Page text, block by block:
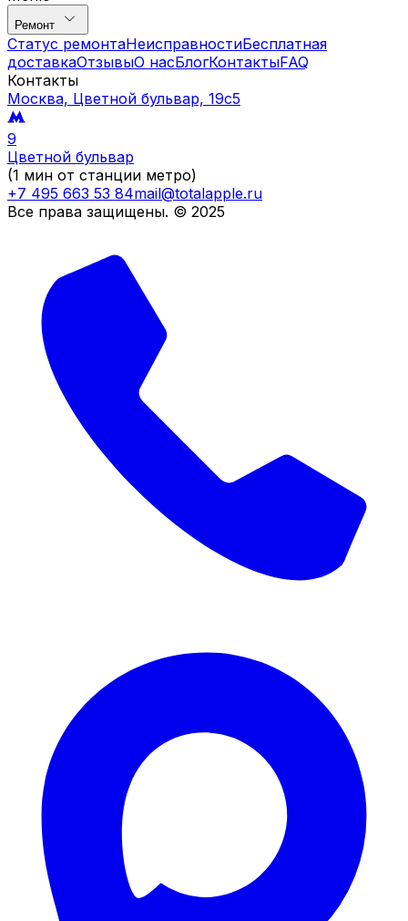
Ремонт
Статус ремонтаНеисправностиБесплатная
доставкаОтзывыО насБлогКонтактыFAQ
Контакты
Москва, Цветной бульвар, 19c5
9
Цветной бульвар
(1 мин от станции метро)
+7 495 663 53 84mail@totalapple.ru
Все права защищены. © 2025